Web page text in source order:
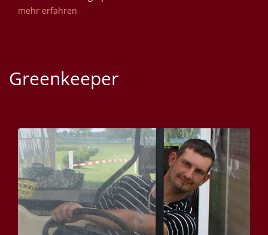
mehr erfahren
Greenkeeper